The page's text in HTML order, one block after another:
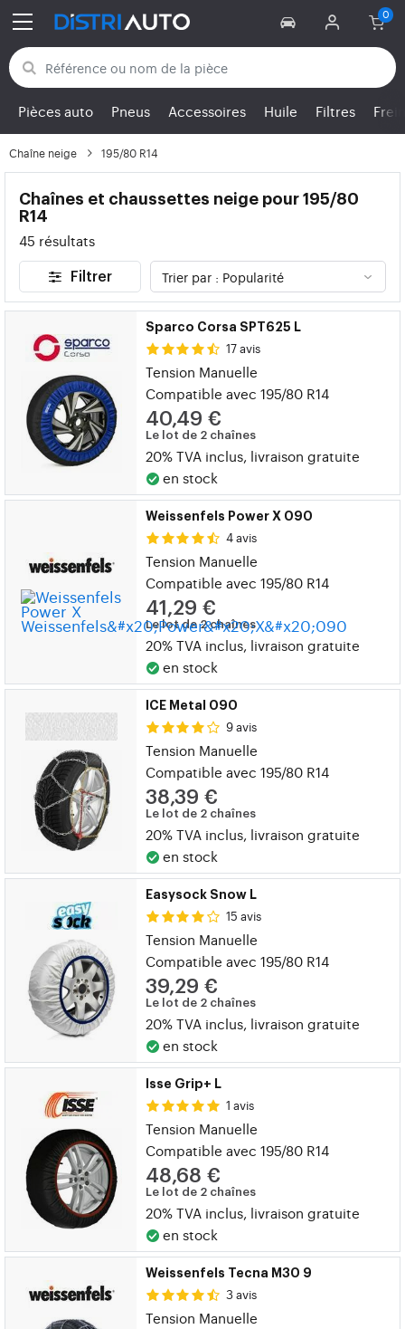
Retour aux catégories
Pièces auto Pneus Accessoires Huile Filtres
Chaîne neige 195/80 R14
Chaînes et chaussettes neige pour 195/80
R14
45 résultats
Filtrer
Sparco Corsa SPT625 L
17 avis
Tension Manuelle
Compatible avec 195/80 R14
40,49 €
Le lot de 2 chaînes
20% TVA inclus, livraison gratuite
en stock
Weissenfels Power X 090
4 avis
Tension Manuelle
Compatible avec 195/80 R14
41,29 €
Le lot de 2 chaînes
20% TVA inclus, livraison gratuite
en stock
ICE Metal 090
9 avis
Tension Manuelle
Compatible avec 195/80 R14
38,39 €
Le lot de 2 chaînes
20% TVA inclus, livraison gratuite
en stock
Easysock Snow L
15 avis
Tension Manuelle
Compatible avec 195/80 R14
39,29 €
Le lot de 2 chaînes
20% TVA inclus, livraison gratuite
en stock
Isse Grip+ L
1 avis
Tension Manuelle
Compatible avec 195/80 R14
48,68 €
Le lot de 2 chaînes
20% TVA inclus, livraison gratuite
en stock
Weissenfels Tecna M30 9
3 avis
Tension Manuelle